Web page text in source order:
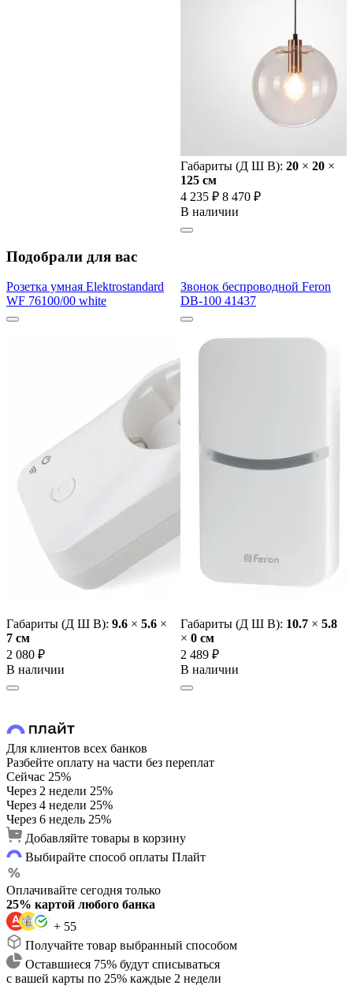
Габариты (Д Ш В): 20 × 20 ×
125 cм
4 235 ₽ 8 470 ₽
В наличии
Подобрали для вас
Розетка умная Elektrostandard
WF 76100/00 white
Габариты (Д Ш В): 9.6 × 5.6 ×
7 cм
2 080 ₽
В наличии
Звонок беспроводной Feron
DB-100 41437
Габариты (Д Ш В): 10.7 × 5.8
× 0 cм
2 489 ₽
В наличии
Для клиентов всех банков
Разбейте оплату на части без переплат
Сейчас 25%
Через 2 недели 25%
Через 4 недели 25%
Через 6 недель 25%
Добавляйте товары в корзину
Выбирайте способ оплаты Плайт
Оплачивайте сегодня только
25% картой любого банка
+ 55
Получайте товар выбранный способом
Оставшиеся 75% будут списываться
с вашей карты по 25% каждые 2 недели